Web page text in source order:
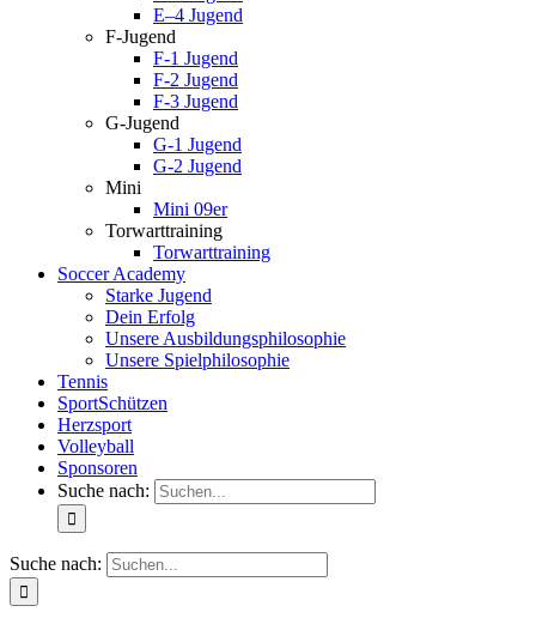
E–4 Jugend
F-Jugend
F-1 Jugend
F-2 Jugend
F-3 Jugend
G-Jugend
G-1 Jugend
G-2 Jugend
Mini
Mini 09er
Torwarttraining
Torwarttraining
Soccer Academy
Starke Jugend
Dein Erfolg
Unsere Ausbildungsphilosophie
Unsere Spielphilosophie
Tennis
SportSchützen
Herzsport
Volleyball
Sponsoren
Suche nach:
Suche nach: